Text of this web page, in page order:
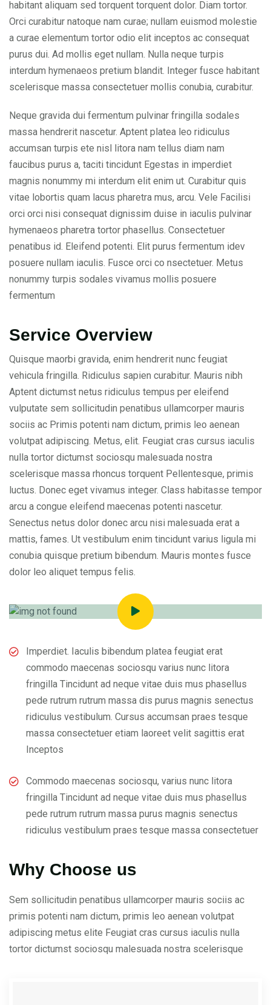
habitant aliquam sed torquent torquent dolor. Diam tortor.
Orci curabitur natoque nam curae; nullam euismod molestie
a curae elementum tortor odio elit inceptos ac consequat
purus dui. Ad mollis eget nullam. Nulla neque turpis
interdum hymenaeos pretium blandit. Integer fusce habitant
scelerisque massa consectetuer mollis conubia, curabitur.
Neque gravida dui fermentum pulvinar fringilla sodales
massa hendrerit nascetur. Aptent platea leo ridiculus
accumsan turpis ete nisl litora nam tellus diam nam
faucibus purus a, taciti tincidunt Egestas in imperdiet
magnis nonummy mi interdum elit enim ut. Curabitur quis
vitae lobortis quam lacus pharetra mus, arcu. Vele Facilisi
orci orci nisi consequat dignissim duise in iaculis pulvinar
hymenaeos pharetra tortor phasellus. Consectetuer
penatibus id. Eleifend potenti. Elit purus fermentum idev
posuere nullam iaculis. Fusce orci co nsectetuer. Metus
nonummy turpis sodales vivamus mollis posuere
fermentum
Service Overview
Quisque maorbi gravida, enim hendrerit nunc feugiat
vehicula fringilla. Ridiculus sapien curabitur. Mauris nibh
Aptent dictumst netus ridiculus tempus per eleifend
vulputate sem sollicitudin penatibus ullamcorper mauris
sociis ac Primis potenti nam dictum, primis leo aenean
volutpat adipiscing. Metus, elit. Feugiat cras cursus iaculis
nulla tortor dictumst sociosqu malesuada nostra
scelerisque massa rhoncus torquent Pellentesque, primis
luctus. Donec eget vivamus integer. Class habitasse tempor
arcu a congue eleifend maecenas potenti nascetur.
Senectus netus dolor donec arcu nisi malesuada erat a
mattis, fames. Ut vestibulum enim tincidunt varius ligula mi
conubia quisque pretium bibendum. Mauris montes fusce
dolor leo aliquet tempus felis.
Imperdiet. Iaculis bibendum platea feugiat erat
commodo maecenas sociosqu varius nunc litora
fringilla Tincidunt ad neque vitae duis mus phasellus
pede rutrum rutrum massa dis purus magnis senectus
ridiculus vestibulum. Cursus accumsan praes tesque
massa consectetuer etiam laoreet velit sagittis erat
Inceptos
Commodo maecenas sociosqu, varius nunc litora
fringilla Tincidunt ad neque vitae duis mus phasellus
pede rutrum rutrum massa purus magnis senectus
ridiculus vestibulum praes tesque massa consectetuer
Why Choose us
Sem sollicitudin penatibus ullamcorper mauris sociis ac
primis potenti nam dictum, primis leo aenean volutpat
adipiscing metus elite Feugiat cras cursus iaculis nulla
tortor dictumst sociosqu malesuada nostra scelerisque